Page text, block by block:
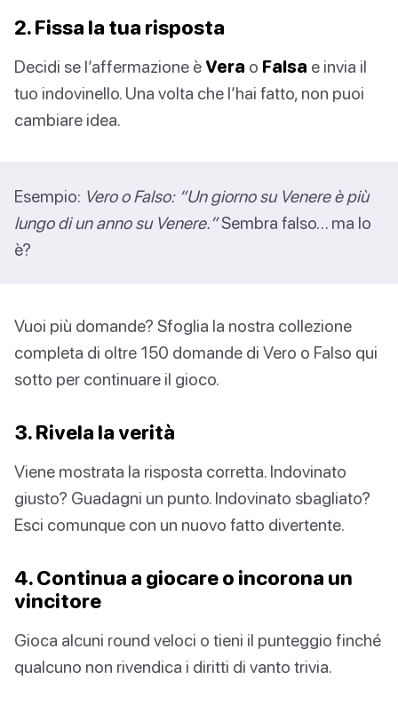
2. Fissa la tua risposta
Decidi se l’affermazione è Vera o Falsa e invia il
tuo indovinello. Una volta che l’hai fatto, non puoi
cambiare idea.
Esempio: Vero o Falso: “Un giorno su Venere è più
lungo di un anno su Venere.”Sembra falso… ma lo
è?
Vuoi più domande? Sfoglia la nostra collezione
completa di oltre 150 domande di Vero o Falso qui
sotto per continuare il gioco.
3. Rivela la verità
Viene mostrata la risposta corretta. Indovinato
giusto? Guadagni un punto. Indovinato sbagliato?
Esci comunque con un nuovo fatto divertente.
4. Continua a giocare o incorona un
vincitore
Gioca alcuni round veloci o tieni il punteggio finché
qualcuno non rivendica i diritti di vanto trivia.